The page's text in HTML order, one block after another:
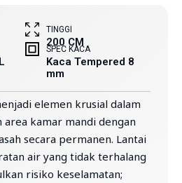
TINGGI
200 CM
SPEC KACA
Kaca Tempered 8
mm
elemen krusial dalam
kamar mandi dengan
secara permanen. Lantai
air yang tidak terhalang
risiko keselamatan;